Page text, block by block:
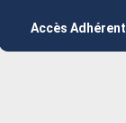
Accès Adhérent